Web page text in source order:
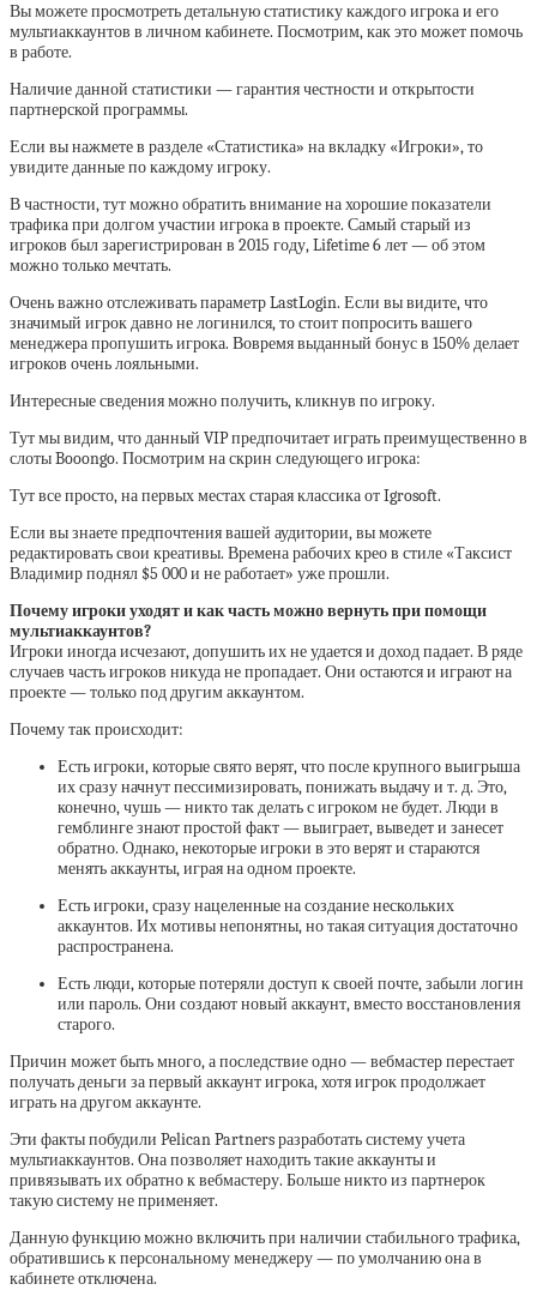
Вы можете просмотреть детальную статистику каждого игрока и его
мультиаккаунтов в личном кабинете. Посмотрим, как это может помочь
в работе.
Наличие данной статистики — гарантия честности и открытости
партнерской программы.
Если вы нажмете в разделе «Статистика» на вкладку «Игроки», то
увидите данные по каждому игроку.
В частности, тут можно обратить внимание на хорошие показатели
трафика при долгом участии игрока в проекте. Самый старый из
игроков был зарегистрирован в 2015 году, Lifetime 6 лет — об этом
можно только мечтать.
Очень важно отслеживать параметр LastLogin. Если вы видите, что
значимый игрок давно не логинился, то стоит попросить вашего
менеджера пропушить игрока. Вовремя выданный бонус в 150% делает
игроков очень лояльными.
Интересные сведения можно получить, кликнув по игроку.
Тут мы видим, что данный VIP предпочитает играть преимущественно в
слоты Booongo. Посмотрим на скрин следующего игрока:
Тут все просто, на первых местах старая классика от Igrosoft.
Если вы знаете предпочтения вашей аудитории, вы можете
редактировать свои креативы. Времена рабочих крео в стиле «Таксист
Владимир поднял $5 000 и не работает» уже прошли.
Почему игроки уходят и как часть можно вернуть при помощи
мультиаккаунтов?
Игроки иногда исчезают, допушить их не удается и доход падает. В ряде
случаев часть игроков никуда не пропадает. Они остаются и играют на
проекте — только под другим аккаунтом.
Почему так происходит:
Есть игроки, которые свято верят, что после крупного выигрыша
их сразу начнут пессимизировать, понижать выдачу и т. д. Это,
конечно, чушь — никто так делать с игроком не будет. Люди в
гемблинге знают простой факт — выиграет, выведет и занесет
обратно. Однако, некоторые игроки в это верят и стараются
менять аккаунты, играя на одном проекте.
Есть игроки, сразу нацеленные на создание нескольких
аккаунтов. Их мотивы непонятны, но такая ситуация достаточно
распространена.
Есть люди, которые потеряли доступ к своей почте, забыли логин
или пароль. Они создают новый аккаунт, вместо восстановления
старого.
Причин может быть много, а последствие одно — вебмастер перестает
получать деньги за первый аккаунт игрока, хотя игрок продолжает
играть на другом аккаунте.
Эти факты побудили Pelican Partners разработать систему учета
мультиаккаунтов. Она позволяет находить такие аккаунты и
привязывать их обратно к вебмастеру. Больше никто из партнерок
такую систему не применяет.
Данную функцию можно включить при наличии стабильного трафика,
обратившись к персональному менеджеру — по умолчанию она в
кабинете отключена.